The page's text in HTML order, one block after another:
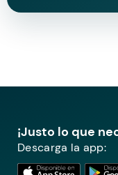
¡Justo lo que
Descarga la app: